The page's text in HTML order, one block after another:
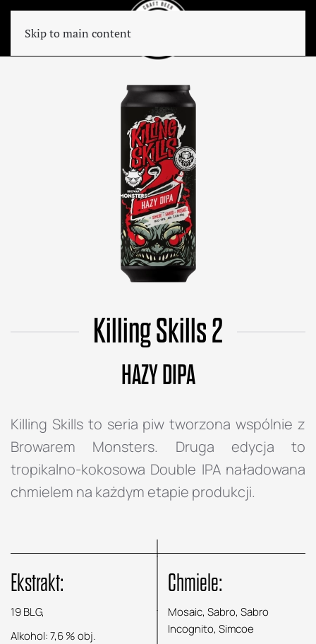
Skip to main content
Killing Skills 2
HAZY DIPA
Killing Skills to seria piw tworzona wspólnie z
Browarem Monsters. Druga edycja to
tropikalno-kokosowa Double IPA naładowana
chmielem na każdym etapie produkcji.
Ekstrakt:
19 BLG,
Alkohol: 7,6 % obj.
Chmiele:
Mosaic, Sabro, Sabro
Incognito, Simcoe